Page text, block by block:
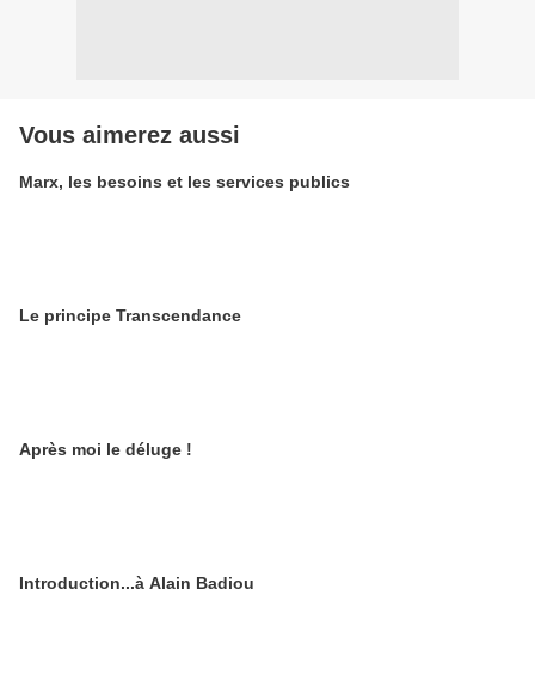
Vous aimerez aussi
Marx, les besoins et les services publics
Le principe Transcendance
Après moi le déluge !
Introduction...à Alain Badiou